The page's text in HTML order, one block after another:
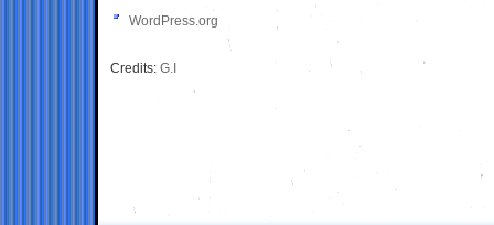
WordPress.org
Credits: G.I